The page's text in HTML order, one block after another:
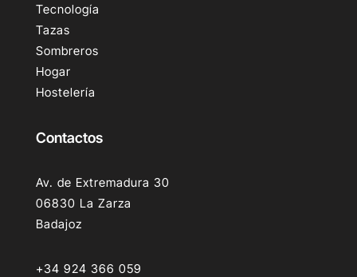
Tecnología
Tazas
Sombreros
Hogar
Hostelería
Contactos
Av. de Extremadura 30
06830 La Zarza
Badajoz
+34 924 366 059